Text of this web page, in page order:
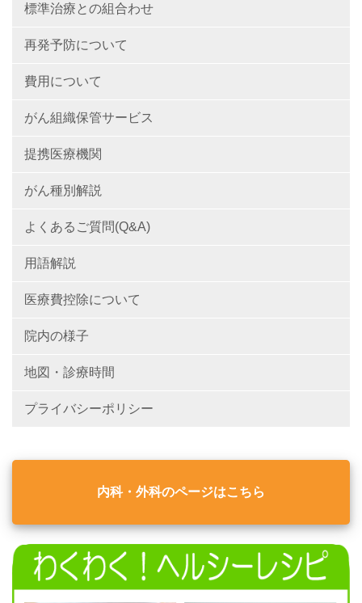
標準治療との組合わせ
再発予防について
費用について
がん組織保管サービス
提携医療機関
がん種別解説
よくあるご質問(Q&A)
用語解説
医療費控除について
院内の様子
地図・診療時間
プライバシーポリシー
内科・外科のページはこちら